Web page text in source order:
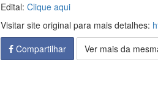
Edital: Clique aqui
Visitar site original para mais detalhes:
Compartilhar
Ver mais da